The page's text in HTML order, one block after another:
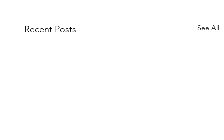
Recent Posts See All